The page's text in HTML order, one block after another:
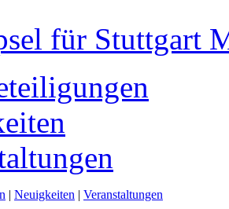
für Stuttgart
| Neuigkeiten | Veranstaltungen